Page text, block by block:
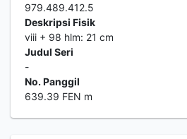
979.489.412.5
Deskripsi Fisik
viii + 98 hlm: 21 cm
Judul Seri
-
No. Panggil
639.39 FEN m